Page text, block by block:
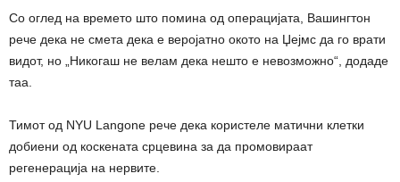
Со оглед на времето што помина од операцијата, Вашингтон
рече дека не смета дека е веројатно окото на Џејмс да го врати
видот, но „Никогаш не велам дека нешто е невозможно“, додаде
таа.
Тимот од NYU Langone рече дека користеле матични клетки
добиени од коскената срцевина за да промовираат
регенерација на нервите.